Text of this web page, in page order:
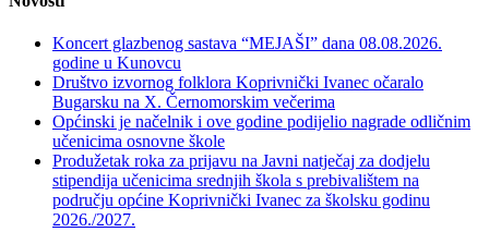
Koncert glazbenog sastava “MEJAŠI” dana 08.08.2026.
godine u Kunovcu
Društvo izvornog folklora Koprivnički Ivanec očaralo
Bugarsku na X. Černomorskim večerima
Općinski je načelnik i ove godine podijelio nagrade odličnim
učenicima osnovne škole
Produžetak roka za prijavu na Javni natječaj za dodjelu
stipendija učenicima srednjih škola s prebivalištem na
području općine Koprivnički Ivanec za školsku godinu
2026./2027.